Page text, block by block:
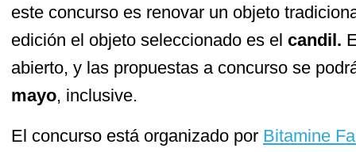
este concurso es renovar un objeto
edición el objeto seleccionado es el candil.
abierto, y las propuestas a concurso se
mayo, inclusive.
El concurso está organizado por Bitamine